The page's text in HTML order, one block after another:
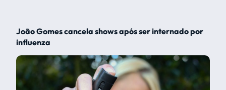
João Gomes cancela shows após ser internado por
influenza